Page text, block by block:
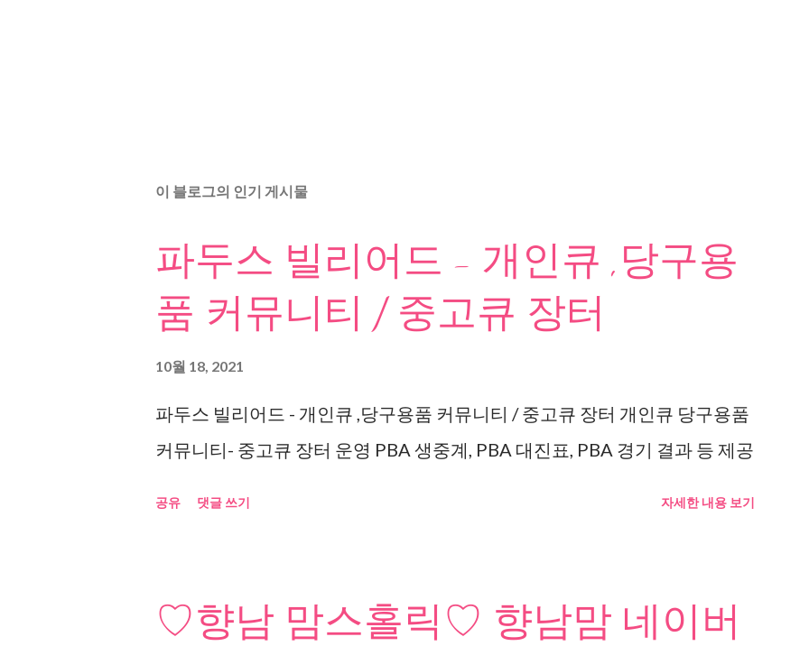
이 블로그의 인기 게시물
파두스 빌리어드 - 개인큐 ,당구용
품 커뮤니티 / 중고큐 장터
10월 18, 2021
파두스 빌리어드 - 개인큐 ,당구용품 커뮤니티 / 중고큐 장터 개인큐 당구용품
커뮤니티- 중고큐 장터 운영 PBA 생중계, PBA 대진표, PBA 경기 결과 등 제공
공유 댓글 쓰기 자세한 내용 보기
♡향남 맘스홀릭♡ 향남맘 네이버